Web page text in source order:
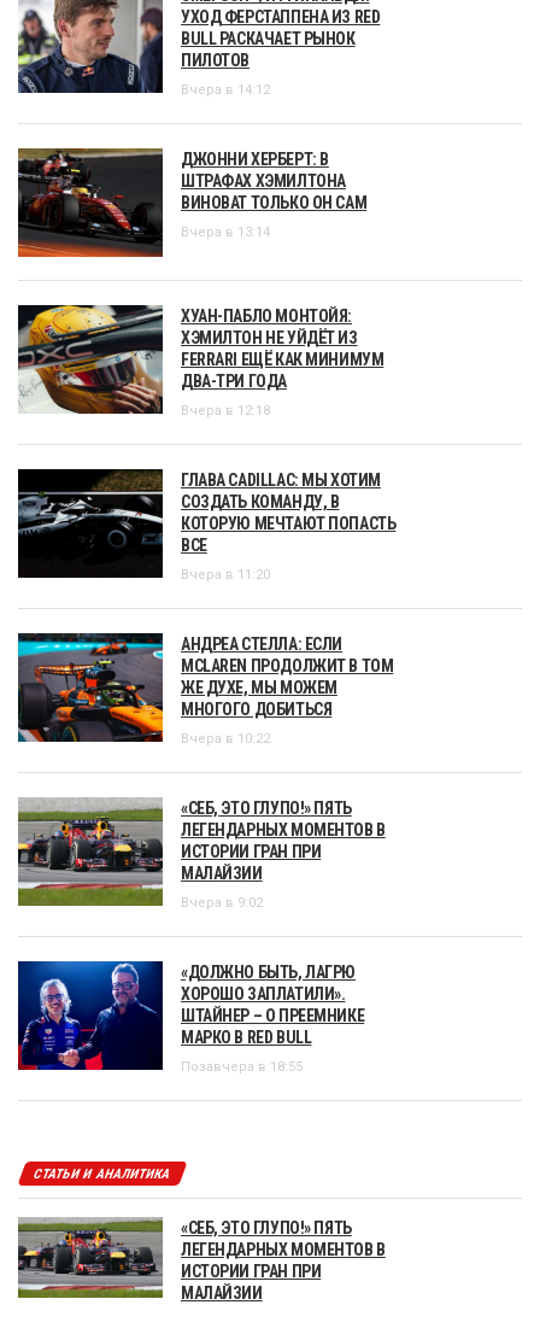
УХОД ФЕРСТАППЕНА ИЗ RED
BULL РАСКАЧАЕТ РЫНОК
ПИЛОТОВ
Вчера в 14:12
ДЖОННИ ХЕРБЕРТ: В
ШТРАФАХ ХЭМИЛТОНА
ВИНОВАТ ТОЛЬКО ОН САМ
Вчера в 13:14
ХУАН-ПАБЛО МОНТОЙЯ:
ХЭМИЛТОН НЕ УЙДЁТ ИЗ
FERRARI ЕЩЁ КАК МИНИМУМ
ДВА-ТРИ ГОДА
Вчера в 12:18
ГЛАВА CADILLAC: МЫ ХОТИМ
СОЗДАТЬ КОМАНДУ, В
КОТОРУЮ МЕЧТАЮТ ПОПАСТЬ
ВСЕ
Вчера в 11:20
АНДРЕА СТЕЛЛА: ЕСЛИ
MCLAREN ПРОДОЛЖИТ В ТОМ
ЖЕ ДУХЕ, МЫ МОЖЕМ
МНОГОГО ДОБИТЬСЯ
Вчера в 10:22
«СЕБ, ЭТО ГЛУПО!» ПЯТЬ
ЛЕГЕНДАРНЫХ МОМЕНТОВ В
ИСТОРИИ ГРАН ПРИ
МАЛАЙЗИИ
Вчера в 9:02
«ДОЛЖНО БЫТЬ, ЛАГРЮ
ХОРОШО ЗАПЛАТИЛИ».
ШТАЙНЕР – О ПРЕЕМНИКЕ
МАРКО В RED BULL
Позавчера в 18:55
СТАТЬИ И АНАЛИТИКА
«СЕБ, ЭТО ГЛУПО!» ПЯТЬ
ЛЕГЕНДАРНЫХ МОМЕНТОВ В
ИСТОРИИ ГРАН ПРИ
МАЛАЙЗИИ